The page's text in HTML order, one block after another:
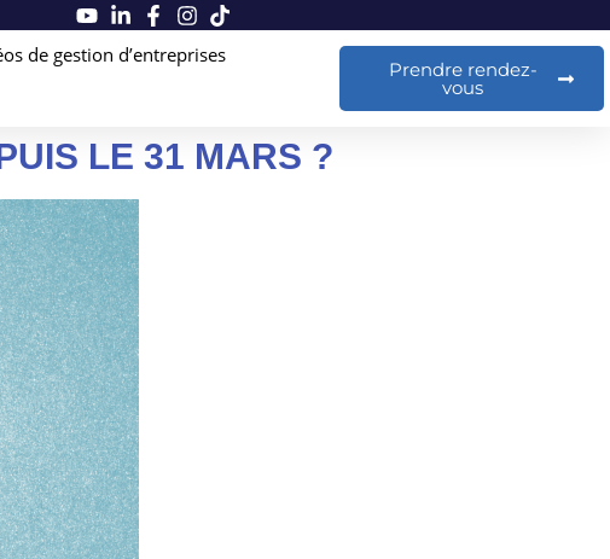
de gestion d’entreprises
Prendre rendez-
vous
LE 31 MARS ?